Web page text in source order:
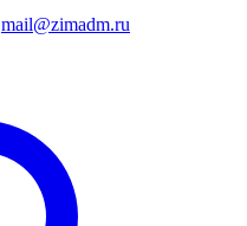
mail@zimadm.ru